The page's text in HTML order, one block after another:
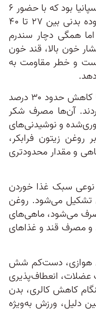
این پژوهش بخشی از یک کارآزمایی بالینی هشت‌ساله در اسپانیا بود که با حضور ۶
هزار و ۸۷۴ نفر انجام شد. همه شرکت‌کنندگان شاخص توده بدنی بین ۲۷ تا ۴۰
نوع ۲ مبتلا نبودند، اما همگی دچار سندرم
خون بالا، قند خون
و خطر مقاومت به
در گروه مداخله، شرکت‌کنندگان برنامه غذایی مدیترانه‌ای با کاهش حدود ۳۰ درصد
روز، دنبال کردند. آن‌ها مصرف شکر
و نوشیدنی‌های
روغن زیتون فرابکر،
و مقدار محدودتری
نوعی سبک غذا خوردن
تشکیل می‌شود. روغن
می‌شود، ماهی‌های
امگا ۳ توصیه می‌شوند و مصرف قند و غذاهای
مداخله روزانه ۴۵ دقیقه ورزش هوازی، دست‌کم شش
عضلات، انعطاف‌پذیری
کاهش کالری، بدن
ورزش به‌ویژه